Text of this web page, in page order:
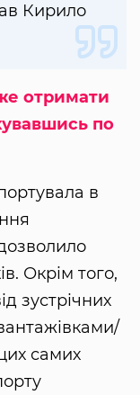
Кирило
отримати
по
в
Окрім того,
зустрічних
самих